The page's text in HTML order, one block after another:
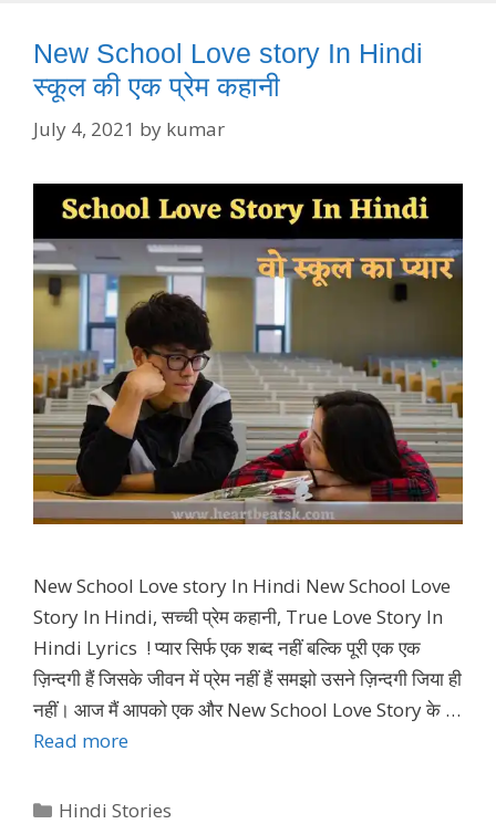
New School Love story In Hindi
स्कूल की एक प्रेम कहानी
July 4, 2021 by kumar
New School Love story In Hindi New School Love
Story In Hindi, सच्ची प्रेम कहानी, True Love Story In
Hindi Lyrics ! प्यार सिर्फ एक शब्द नहीं बल्कि पूरी एक एक
ज़िन्दगी हैं जिसके जीवन में प्रेम नहीं हैं समझो उसने ज़िन्दगी जिया ही
नहीं। आज मैं आपको एक और New School Love Story के …
Read more
Categories
Hindi Stories